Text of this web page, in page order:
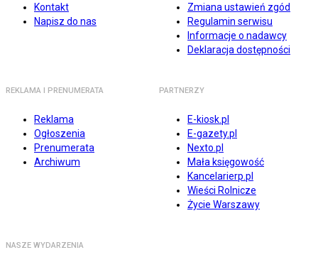
Kontakt
Napisz do nas
Zmiana ustawień zgód
Regulamin serwisu
Informacje o nadawcy
Deklaracja dostępności
REKLAMA I PRENUMERATA
Reklama
Ogłoszenia
Prenumerata
Archiwum
PARTNERZY
E-kiosk.pl
E-gazety.pl
Nexto.pl
Mała księgowość
Kancelarierp.pl
Wieści Rolnicze
Życie Warszawy
NASZE WYDARZENIA